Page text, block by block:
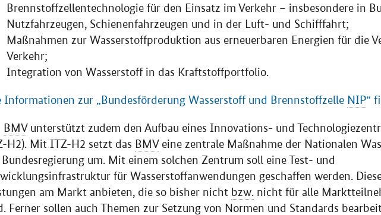
Brennstoffzellentechnologie für den Einsatz im Verkehr – insbesondere in
Nutzfahrzeugen, Schienenfahrzeugen und in der Luft- und Schifffahrt;
Maßnahmen zur Wasserstoffproduktion aus erneuerbaren Energien für die
Verkehr;
Integration von Wasserstoff in das Kraftstoffportfolio.
Informationen zur „Bundesförderung Wasserstoff und Brennstoffzelle NIP“
BMVunterstützt zudem den Aufbau eines Innovations- und
H2). Mit ITZ-H2 setzt das BMVeine zentrale Maßnahme der Nationalen
um. Mit einem solchen Zentrum soll eine Test- und
für Wasserstoffanwendungen geschaffen werden.
am Markt anbieten, die so bisher nicht bzw. nicht für alle
Ferner sollen auch Themen zur Setzung von Normen und Standards